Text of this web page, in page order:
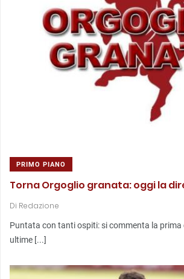
PRIMO PIANO
Torna Orgoglio granata: oggi la
Di Redazione
Puntata con tanti ospiti: si commenta la prima
ultime [...]